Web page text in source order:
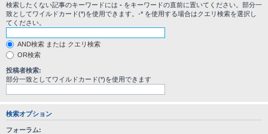
検索したくない記事のキーワードには - をキーワードの直前に置いてください。部分一
致としてワイルドカード(*)を使用できます。-* を使用する場合はクエリ検索を選択し
てください。
AND検索 または クエリ検索
OR検索
投稿者検索:
部分一致としてワイルドカード(*)を使用できます
検索オプション
フォーラム: